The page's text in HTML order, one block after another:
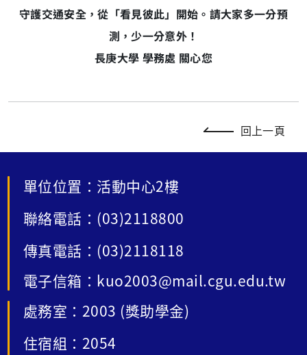
守護交通安全，從「看見彼此」開始。請大家多一分預
測，少一分意外！
長庚大學 學務處 關心您
回上一頁
單位位置：活動中心2樓
聯絡電話：(03)2118800
傳真電話：(03)2118118
電子信箱：kuo2003@mail.cgu.edu.tw
處務室：2003 (獎助學金)
住宿組：2054